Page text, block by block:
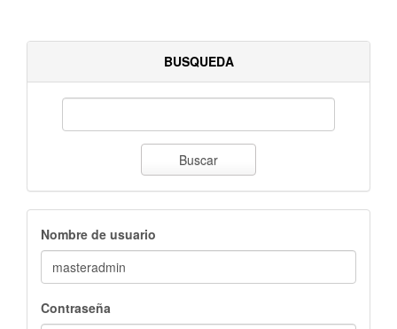
BUSQUEDA
Buscar
Nombre de usuario
Contraseña